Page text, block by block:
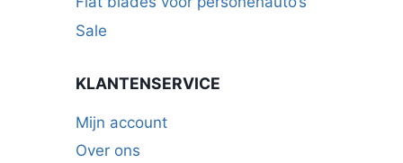
Sale
KLANTENSERVICE
Mijn account
Over ons